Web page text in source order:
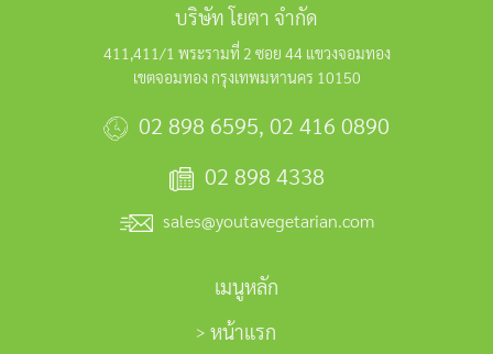
บริษัท โยตา จำกัด
411,411/1 พระรามที่ 2 ซอย 44 แขวงจอมทอง
เขตจอมทอง กรุงเทพมหานคร 10150
02 898 6595, 02 416 0890
02 898 4338
sales@youtavegetarian.com
เมนูหลัก
หน้าแรก